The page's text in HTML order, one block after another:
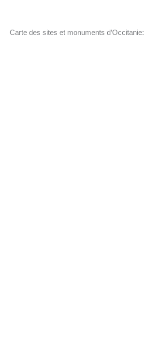
Carte des sites et monuments d’Occitanie: